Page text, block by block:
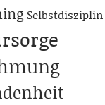
Selbstdisziplin